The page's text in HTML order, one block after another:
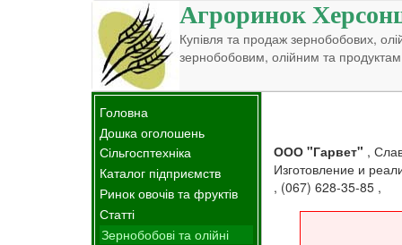
Агроринок
Купівля та продаж зернобобових,
зернобобовим, олійним та
Головна
Дошка оголошень
Сільгосптехніка
Каталог підприємств
Ринок овочів та фруктів
Статті
Зернобобові та олійні
ООО "Гарвет" ,
Изготовление и
, (067) 628-35-85,